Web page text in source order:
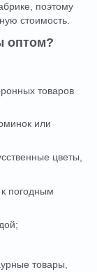
поэтому
стоимость.
оптом?
товаров
или
цветы,
погодным
товары,